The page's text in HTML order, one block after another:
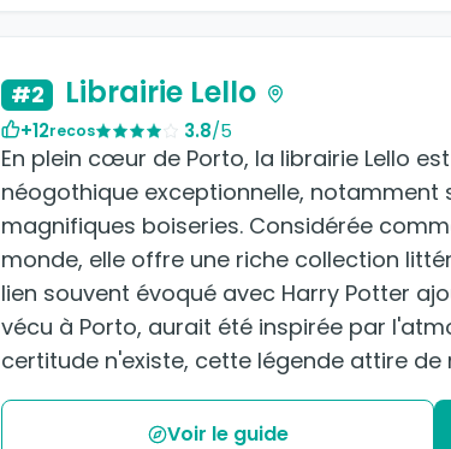
#2 Librairie Lello
+12recos 3.8/5
En plein cœur de Porto, la librairie Lello
néogothique exceptionnelle, notamment
magnifiques boiseries. Considérée
monde, elle offre une riche collection
lien souvent évoqué avec Harry Potter
vécu à Porto, aurait été inspirée par
certitude n'existe, cette légende attire
Voir le guide